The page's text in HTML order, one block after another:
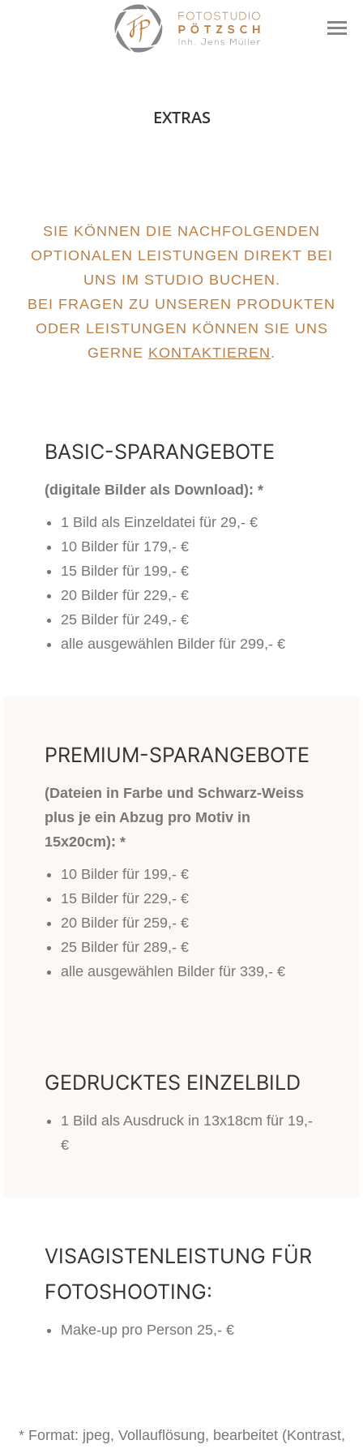
EXTRAS
SIE KÖNNEN DIE NACHFOLGENDEN
OPTIONALEN LEISTUNGEN DIREKT BEI
UNS IM STUDIO BUCHEN.
BEI FRAGEN ZU UNSEREN PRODUKTEN
ODER LEISTUNGEN KÖNNEN SIE UNS
GERNE KONTAKTIEREN.
BASIC-SPARANGEBOTE
(digitale Bilder als Download): *
1 Bild als Einzeldatei für 29,- €
10 Bilder für 179,- €
15 Bilder für 199,- €
20 Bilder für 229,- €
25 Bilder für 249,- €
alle ausgewählen Bilder für 299,- €
PREMIUM-SPARANGEBOTE
(Dateien in Farbe und Schwarz-Weiss
plus je ein Abzug pro Motiv in
15x20cm): *
10 Bilder für 199,- €
15 Bilder für 229,- €
20 Bilder für 259,- €
25 Bilder für 289,- €
alle ausgewählen Bilder für 339,- €
GEDRUCKTES EINZELBILD
1 Bild als Ausdruck in 13x18cm für 19,-
€
VISAGISTENLEISTUNG FÜR
FOTOSHOOTING:
Make-up pro Person 25,- €
* Format: jpeg, Vollauflösung, bearbeitet (Kontrast,